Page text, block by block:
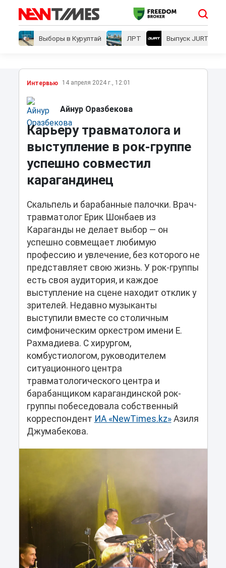
Выборы в Курултай ЛРТ Выпуск JURT
Интервью 14 апреля 2024 г., 12:01
Айнур Оразбекова
Карьеру травматолога и
выступление в рок-группе
успешно совместил
карагандинец
Скальпель и барабанные палочки. Врач-
травматолог Ерик Шонбаев из
Караганды не делает выбор — он
успешно совмещает любимую
профессию и увлечение, без которого не
представляет свою жизнь. У рок-группы
есть своя аудитория, и каждое
выступление на сцене находит отклик у
зрителей. Недавно музыканты
выступили вместе со столичным
симфоническим оркестром имени Е.
Рахмадиева. С хирургом,
комбустиологом, руководителем
ситуационного центра
травматологического центра и
барабанщиком карагандинской рок-
группы побеседовала собственный
корреспондент ИА «NewTimes.kz»Азиля
Джумабекова.